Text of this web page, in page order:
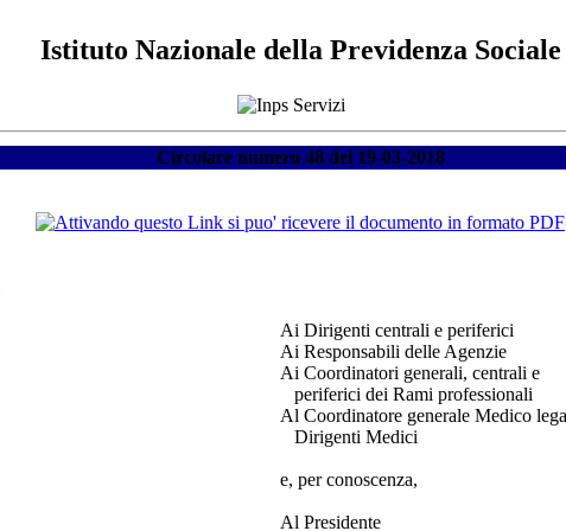
Istituto Nazionale della Previdenza Sociale
Circolare numero 48 del 19-03-2018
Ai Dirigenti centrali e periferici
Ai Responsabili delle Agenzie
Ai Coordinatori generali, centrali e
periferici dei Rami professionali
Al Coordinatore generale Medico
Dirigenti Medici
e, per conoscenza,
Al Presidente